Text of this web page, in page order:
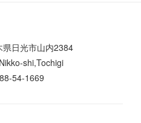
日光市山内2384
shi,Tochigi
54-1669